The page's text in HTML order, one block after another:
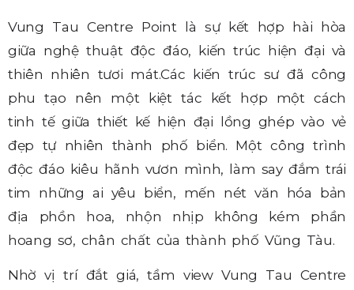
Vung Tau Centre Point là sự kết hợp hài hòa
giữa nghệ thuật độc đáo, kiến trúc hiện đại và
thiên nhiên tươi mát.Các kiến trúc sư đã công
phu tạo nên một kiệt tác kết hợp một cách
tinh tế giữa thiết kế hiện đại lồng ghép vào vẻ
đẹp tự nhiên thành phố biển. Một công trình
độc đáo kiêu hãnh vươn mình, làm say đắm trái
tim những ai yêu biển, mến nét văn hóa bản
địa phồn hoa, nhộn nhịp không kém phần
hoang sơ, chân chất của thành phố Vũng Tàu.
Nhờ vị trí đắt giá, tầm view Vung Tau Centre